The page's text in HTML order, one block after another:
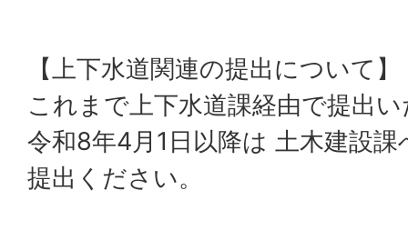
【上下水道関連の提出について】
これまで上下水道課経由で提出
令和8年4月1日以降は 土木建設
提出ください。